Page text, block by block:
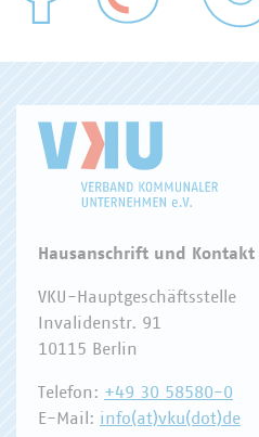
WASSER/ABWASSER
Hausanschrift und Kontakt
VKU-Hauptgeschäftsstelle
Invalidenstr. 91
10115 Berlin
Telefon: +49 30 58580-0
E-Mail: info(at)vku(dot)de